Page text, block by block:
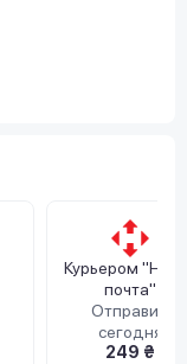
Курьером
почта"
Отправим
сегодня
249 ₴